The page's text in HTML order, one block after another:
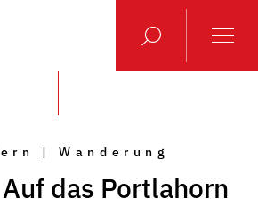
| Wanderung
das Portlahorn